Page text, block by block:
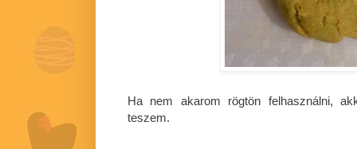
Ha nem akarom rögtön felhasználni,
teszem.